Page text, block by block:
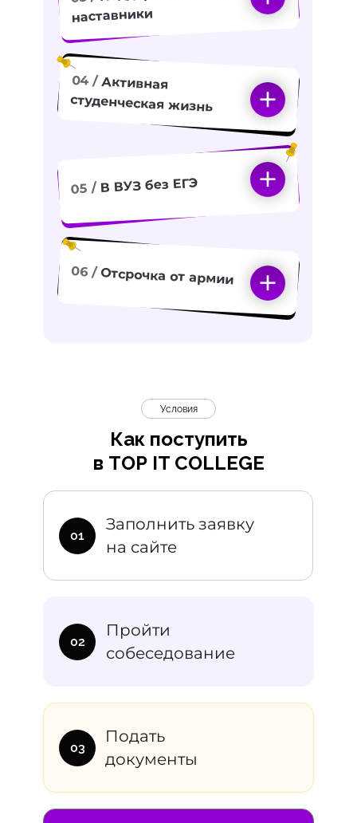
04 /Активная
студенческая жизнь
05 / В ВУЗ без ЕГЭ
06 / Отсрочка от армии
наставники
Подать
документы
Пройти
собеседование
Заполнить заявку
на сайте
Как поступить
в TOP IT COLLEGE
Условия
01
02
03
10 000₽